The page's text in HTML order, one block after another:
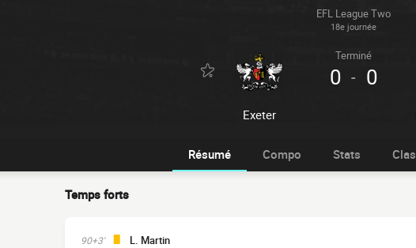
EFL League Two
18e journée
Exeter
Terminé
0 - 0
Résumé Compo Stats
Temps forts
90+3' L. Martin